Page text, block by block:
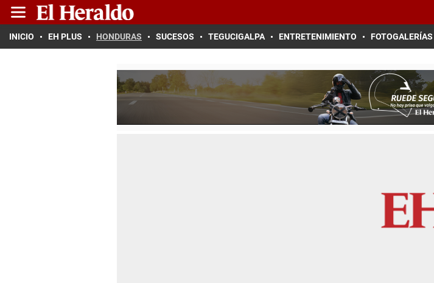
INICIO EH PLUS HONDURAS SUCESOS TEGUCIGALPA ENTRETENIMIENTO FOTOGALERÍAS